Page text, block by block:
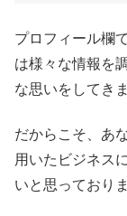
プロフィール欄
は様々な情報を
な思いをしてき
だからこそ、あ
用いたビジネス
いと思っておりま